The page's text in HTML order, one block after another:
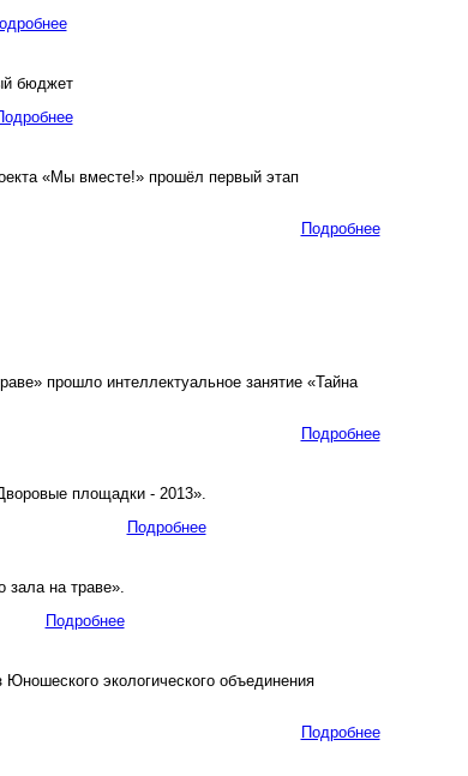
бюджет
«Мы вместе!» прошёл первый этап
Подробнее
прошло интеллектуальное занятие «Тайна
Подробнее
площадки - 2013».
Подробнее
зала на траве».
Подробнее
экологического объединения
Подробнее